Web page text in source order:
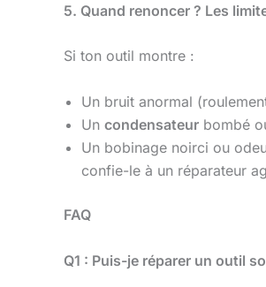
5. Quand renoncer ? Les
Si ton outil montre :
Un bruit anormal
Un condensateur bombé
Un bobinage noirci ou
confie-le à un réparateur
FAQ
Q1 : Puis-je réparer un outil